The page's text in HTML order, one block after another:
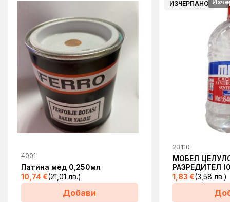
4001
Патина мед 0,250мл
10,74€(21,01 лв.)
Добави
ИЗЧЕРПАНО
23110
МОБЕЛ
РАЗРЕДИТЕЛ
1,83 €(3,58 лв.)